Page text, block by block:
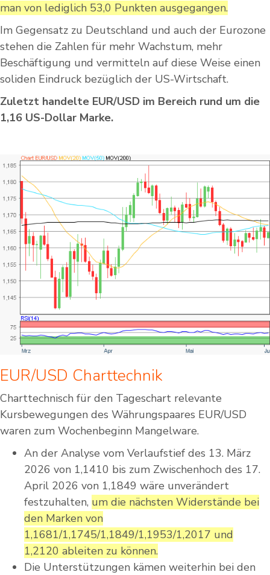
man von lediglich 53,0 Punkten ausgegangen.
Im Gegensatz zu Deutschland und auch der Eurozone
stehen die Zahlen für mehr Wachstum, mehr
Beschäftigung und vermitteln auf diese Weise einen
soliden Eindruck bezüglich der US-Wirtschaft.
Zuletzt handelte EUR/USD im Bereich rund um die
1,16 US-Dollar Marke.
EUR/USD Charttechnik
Charttechnisch für den Tageschart relevante
Kursbewegungen des Währungspaares EUR/USD
waren zum Wochenbeginn Mangelware.
An der Analyse vom Verlaufstief des 13. März
2026 von 1,1410 bis zum Zwischenhoch des 17.
April 2026 von 1,1849 wäre unverändert
festzuhalten, um die nächsten Widerstände bei
den Marken von
1,1681/1,1745/1,1849/1,1953/1,2017 und
1,2120 ableiten zu können.
Die Unterstützungen kämen weiterhin bei den